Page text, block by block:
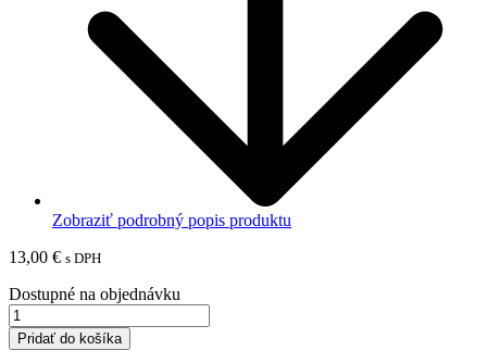
Zobraziť podrobný popis produktu
13,00 € s DPH
Dostupné na objednávku
množstvo
Piccolo
šálka
Pridať do košíka